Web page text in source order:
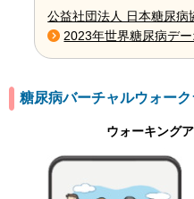
公益社団法人 日本糖尿病
2023年世界糖尿病デ
糖尿病バーチャルウォー
ウォーキング